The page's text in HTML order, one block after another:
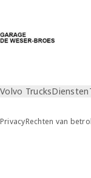
Volvo TrucksDiensten
PrivacyRechten van